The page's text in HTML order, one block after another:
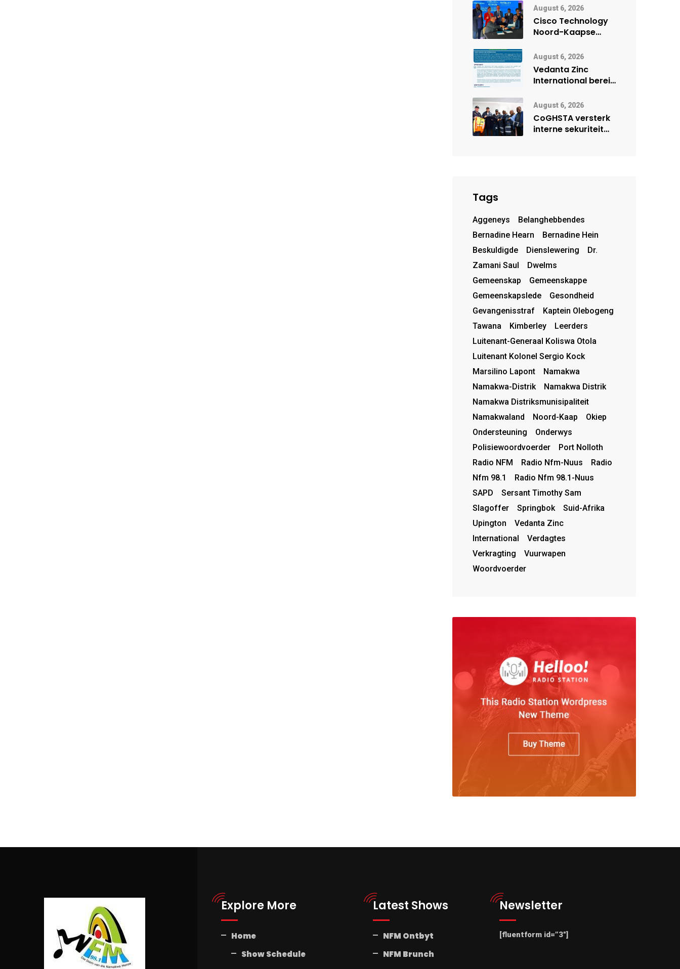
veiligheidsprestasie
by Namibië Mynbou
Ekspo
August 6, 2026
Cisco Technology
Noord-Kaapse
digitale toekoms
deur Cisco-
vennootskap
August 6, 2026
Vedanta Zinc
International berei
vir moontlike
herbegin
August 6, 2026
CoGHSTA versterk
interne sekuriteit
Tags
Aggeneys
Belanghebbendes
Bernadine Hearn
Bernadine Hein
Beskuldigde
Dienslewering
Dr.
Zamani Saul
Dwelms
Gemeenskap
Gemeenskappe
Gemeenskapslede
Gesondheid
Gevangenisstraf
Kaptein Olebogeng
Tawana
Kimberley
Leerders
Luitenant-Generaal Koliswa Otola
Luitenant Kolonel Sergio Kock
Marsilino Lapont
Namakwa
Namakwa-Distrik
Namakwa Distrik
Namakwa Distriksmunisipaliteit
Namakwaland
Noord-Kaap
Okiep
Ondersteuning
Onderwys
Polisiewoordvoerder
Port Nolloth
Radio NFM
Radio Nfm-Nuus
Radio
Nfm 98.1
Radio Nfm 98.1-Nuus
SAPD
Sersant Timothy Sam
Slagoffer
Springbok
Suid-Afrika
Upington
Vedanta Zinc
International
Verdagtes
Verkragting
Vuurwapen
Woordvoerder
Explore More
Home
Show Schedule
Latest Shows
NFM Ontbyt
NFM Brunch
Newsletter
[fluentform id=”3″]